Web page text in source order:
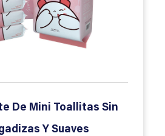
De Mini Toallitas Sin
Y Suaves